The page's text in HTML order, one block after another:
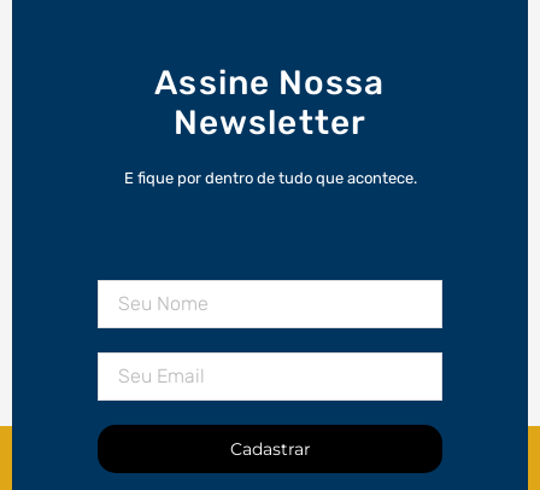
Assine Nossa
Newsletter
E fique por dentro de tudo que acontece.
Cadastrar